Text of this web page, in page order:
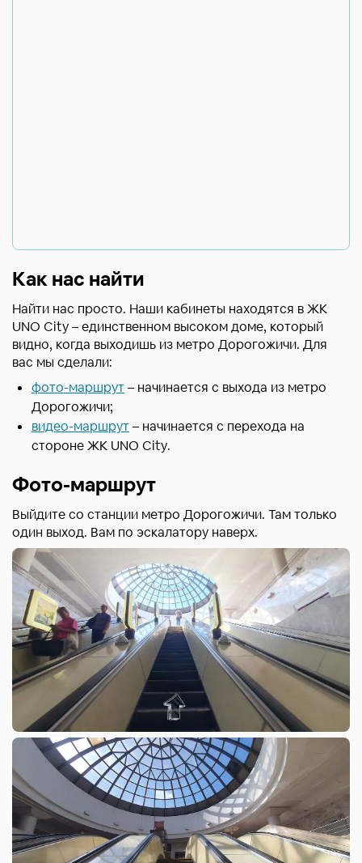
Как нас найти
Найти нас просто. Наши кабинеты находятся в ЖК
UNO City – единственном высоком доме, который
видно, когда выходишь из метро Дорогожичи. Для
вас мы сделали:
фото-маршрут– начинается с выхода из метро
Дорогожичи;
видео-маршрут– начинается с перехода на
стороне ЖК UNO City.
Фото-маршрут
Выйдите со станции метро Дорогожичи. Там только
один выход. Вам по эскалатору наверх.